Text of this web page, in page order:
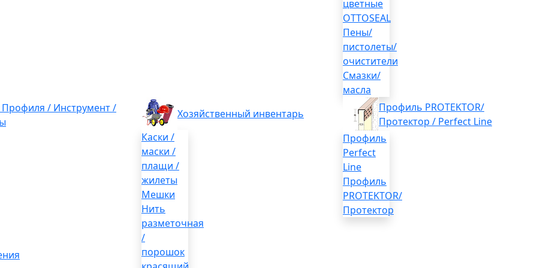
цветные
OTTOSEAL
Пены/
пистолеты/
очистители
Смазки/
масла
Профиля / Инструмент /
Хозяйственный инвентарь
Каски /
маски /
плащи /
жилеты
Мешки
Нить
разметочная
/
порошок
Профиль PROTEKTOR/
Протектор / Perfect Line
Профиль
Perfect
Line
Профиль
PROTEKTOR/
Протектор